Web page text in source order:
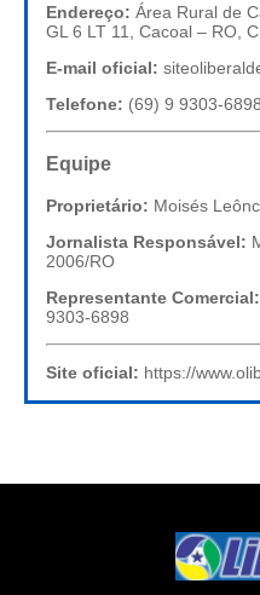
Endereço: Área Rural de
GL 6 LT 11, Cacoal – RO,
E-mail oficial:
Telefone: (69) 9 9303-6898
Equipe
Proprietário: Moisés
Jornalista Responsável:
2006/RO
Representante Comercial:
9303-6898
Site oficial: https://